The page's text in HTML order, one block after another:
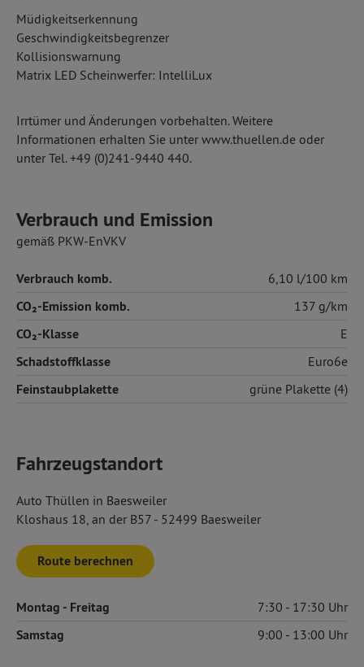
Müdigkeitserkennung
Geschwindigkeitsbegrenzer
Kollisionswarnung
Matrix LED Scheinwerfer: IntelliLux
Irrtümer und Änderungen vorbehalten. Weitere
Informationen erhalten Sie unter www.thuellen.de oder
unter Tel. +49 (0)241-9440 440.
Verbrauch und Emission
gemäß PKW-EnVKV
Verbrauch komb. 6,10 l/100 km
CO₂-Emission komb. 137 g/km
CO₂-Klasse E
Schadstoffklasse Euro6e
Feinstaubplakette grüne Plakette (4)
Fahrzeugstandort
Auto Thüllen in Baesweiler
Kloshaus 18, an der B57 - 52499 Baesweiler
Route berechnen
Montag - Freitag 7:30 17:30
Samstag 9:00 13:00